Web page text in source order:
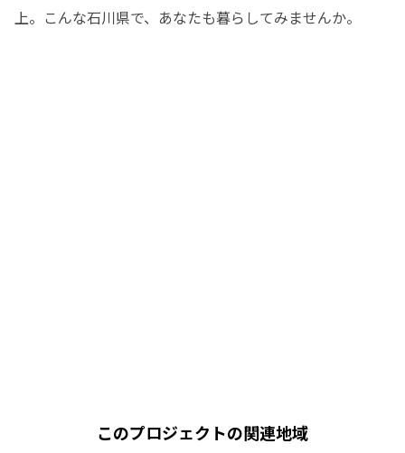
上。こんな石川県で、あなたも暮らしてみませんか。
このプロジェクトの関連地域